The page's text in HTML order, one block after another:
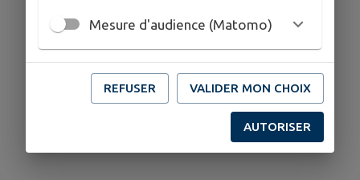
Mesure d'audience (Matomo)
REFUSER VALIDER MON CHOIX
AUTORISER